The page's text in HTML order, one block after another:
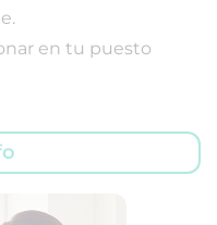
en tu puesto